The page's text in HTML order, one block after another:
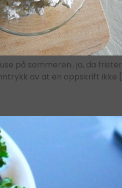
på sommeren.. ja, da
av at en oppskrift ikke